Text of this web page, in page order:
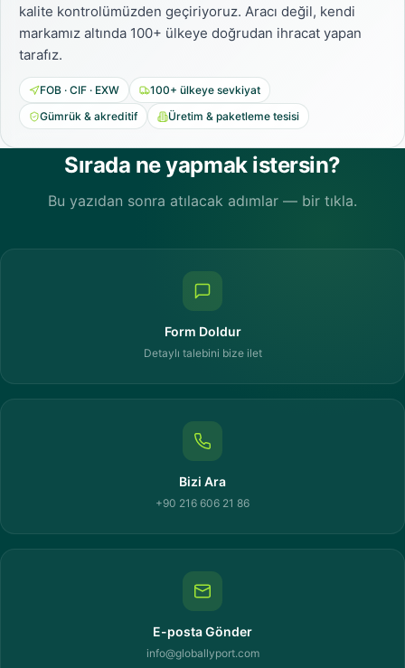
kalite kontrolümüzden geçiriyoruz. Aracı değil, kendi
markamız altında 100+ ülkeye doğrudan ihracat yapan
tarafız.
FOB · CIF · EXW
100+ ülkeye sevkiyat
Gümrük & akreditif
Üretim & paketleme tesisi
Sırada ne yapmak istersin?
Bu yazıdan sonra atılacak adımlar — bir tıkla.
Form Doldur
Detaylı talebini bize ilet
Bizi Ara
+90 216 606 21 86
E-posta Gönder
info@globallyport.com